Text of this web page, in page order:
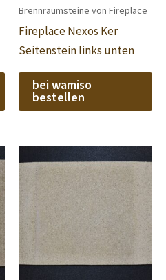
Brennraumsteine von Fireplace
Fireplace Nexos Ker
Seitenstein links unten
bei wamiso
bestellen